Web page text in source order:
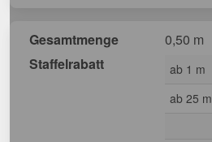
Gesamtmenge
0,50 m
Staffelrabatt
ab 1 m
ab 25 m